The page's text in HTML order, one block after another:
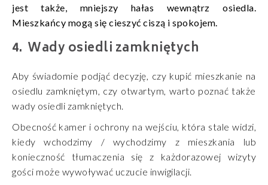
jest także, mniejszy hałas wewnątrz osiedla.
Mieszkańcy mogą się cieszyć ciszą i spokojem.
Wady osiedli zamkniętych
Aby świadomie podjąć decyzję, czy kupić mieszkanie na
osiedlu zamkniętym, czy otwartym, warto poznać także
wady osiedli zamkniętych.
Obecność kamer i ochrony na wejściu, która stale widzi,
kiedy wchodzimy / wychodzimy z mieszkania lub
konieczność tłumaczenia się z każdorazowej wizyty
gości może wywoływać uczucie inwigilacji.